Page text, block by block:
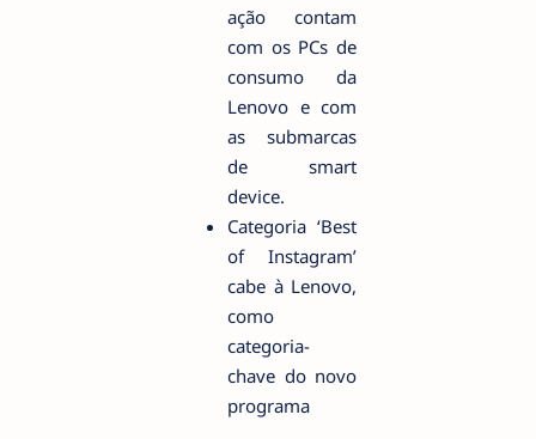
ação contam
com os PCs de
consumo da
Lenovo e com
as submarcas
de smart
device.
Categoria ‘Best
of Instagram’
cabe à Lenovo,
como
categoria-
chave do novo
programa